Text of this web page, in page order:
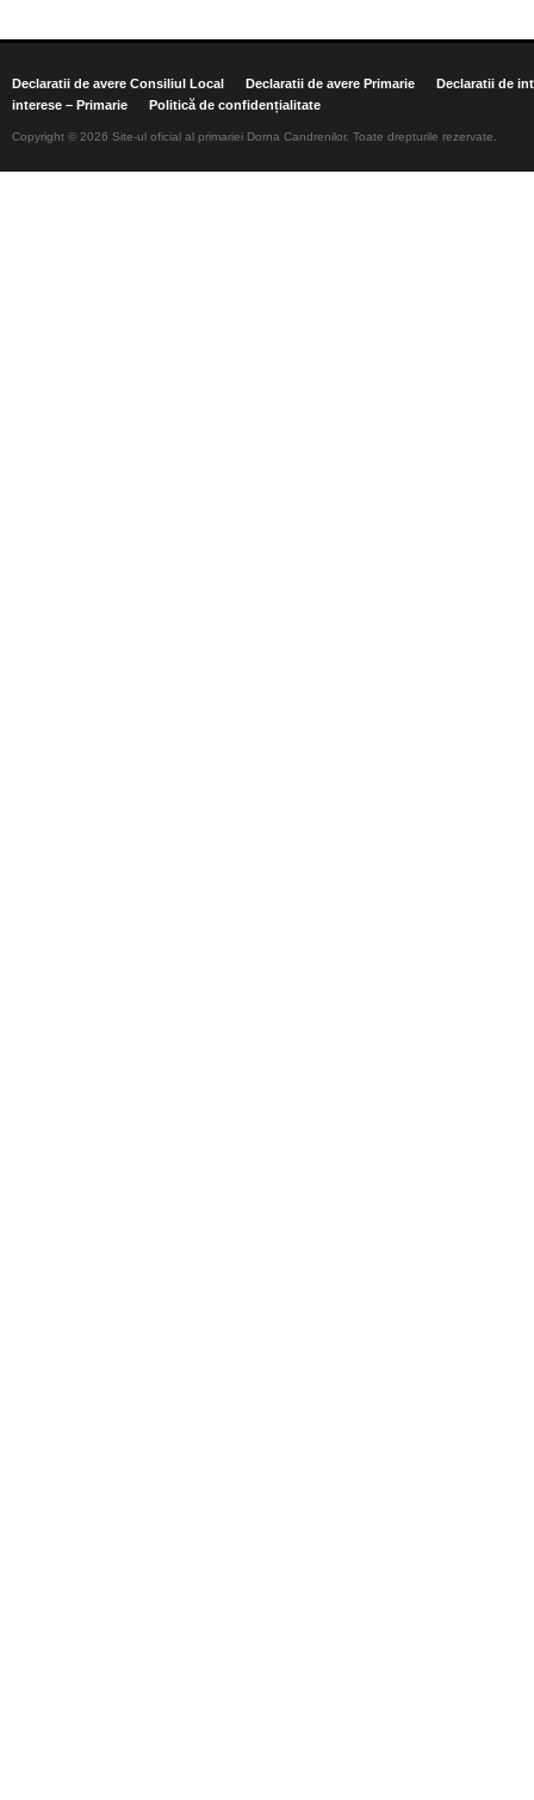
Declaratii de avere Consiliul Local Declaratii de avere Primarie
Declaratii de
interese – Primarie
Politică de confidențialitate
Copyright © 2026 Site-ul oficial al primariei Dorna Candrenilor. Toate drepturile rezervate.